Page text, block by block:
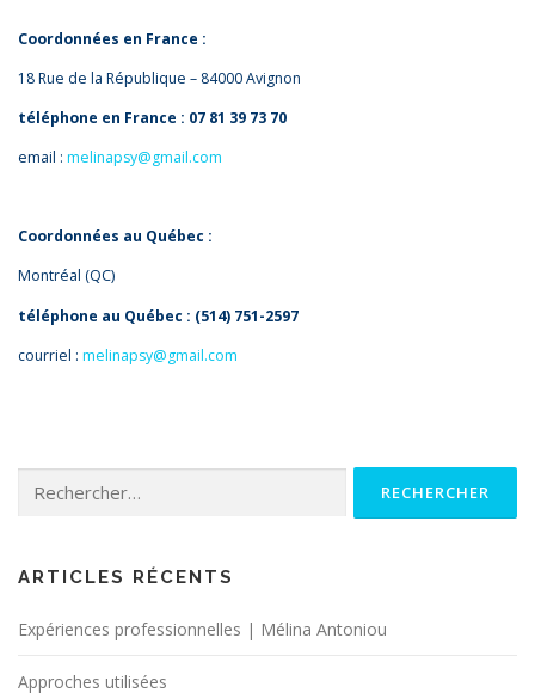
Coordonnées en France :
18 Rue de la République – 84000 Avignon
téléphone en France : 07 81 39 73 70
email : melinapsy@gmail.com
Coordonnées au Québec :
Montréal (QC)
téléphone au Québec : (514) 751-2597
courriel : melinapsy@gmail.com
ARTICLES RÉCENTS
Expériences professionnelles | Mélina Antoniou
Approches utilisées